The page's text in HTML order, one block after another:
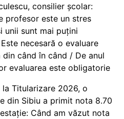
consilier școlar:
profesor este un stres
unii sunt mai puțini
necesară o evaluare
din când în când / De anul
evaluarea este obligatorie
la Titularizare 2026, o
din Sibiu a primit nota 8.70
Când am văzut nota